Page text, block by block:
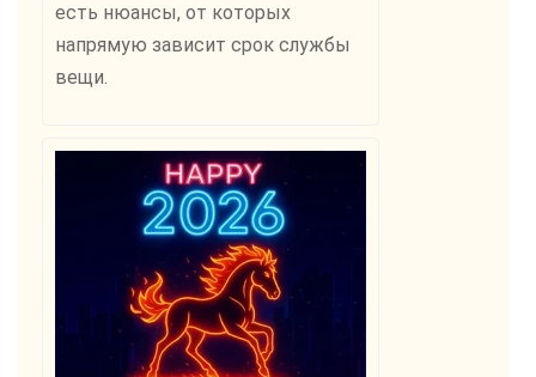
есть нюансы, от которых
напрямую зависит срок службы
вещи.